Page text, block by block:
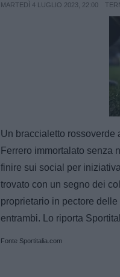
MARTEDÌ 4 LUGLIO 2023, 22:00
Un braccialetto rossoverde
Ferrero immortalato senza
finire sui social per
trovato con un segno dei
proprietario in pectore
entrambi. Lo riporta
Fonte Sportitalia.com